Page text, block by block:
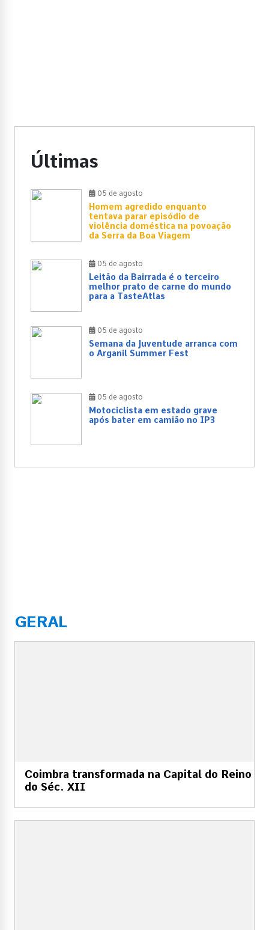
Últimas
05 de agosto
Homem agredido enquanto
tentava parar episódio de
violência doméstica na povoação
da Serra da Boa Viagem
05 de agosto
Leitão da Bairrada é o terceiro
melhor prato de carne do mundo
para a TasteAtlas
05 de agosto
Semana da Juventude arranca com
o Arganil Summer Fest
05 de agosto
Motociclista em estado grave
após bater em camião no IP3
GERAL
Coimbra transformada na Capital do Reino
do Séc. XII